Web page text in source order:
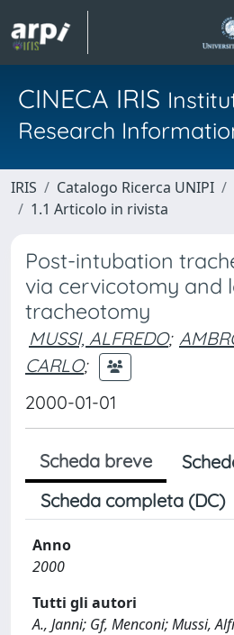
CINECA IRIS
Research
IRIS Catalogo Ricerca UNIPI
1.1 Articolo in rivista
Post-intubation
via cervicotomy and
tracheotomy
MUSSI, ALFREDO;
CARLO;
2000-01-01
Scheda breve
Scheda completa (DC)
Anno
2000
Tutti gli autori
A., Janni; Gf, Menconi; Mussi,